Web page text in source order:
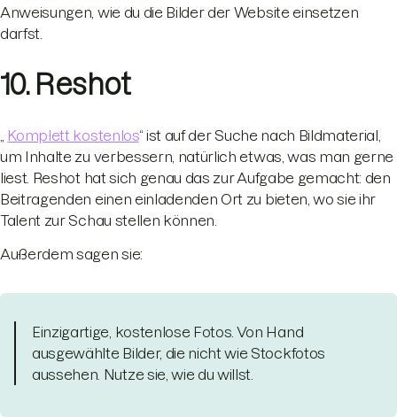
Anweisungen, wie du die Bilder der Website einsetzen
darfst.
10. Reshot
Komplett kostenlos“ ist auf der Suche nach Bildmaterial,
um Inhalte zu verbessern, natürlich etwas, was man gerne
liest. Reshot hat sich genau das zur Aufgabe gemacht: den
Beitragenden einen einladenden Ort zu bieten, wo sie ihr
Talent zur Schau stellen können.
Außerdem sagen sie:
Einzigartige, kostenlose Fotos. Von Hand
ausgewählte Bilder, die nicht wie Stockfotos
aussehen. Nutze sie, wie du willst.